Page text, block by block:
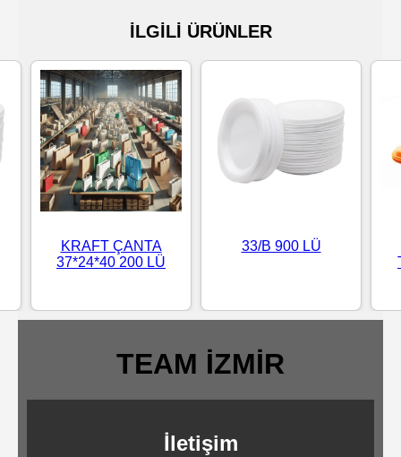
Mendiller
Su
Bazlı
Mendiller
Kolonyalı
Mendiller
Standart
Mendiller
İLGİLİ ÜRÜNLER
KRAFT ÇANTA
37*24*40 200 LÜ
33/B 900 LÜ
TEAM İZMİR
İletişim